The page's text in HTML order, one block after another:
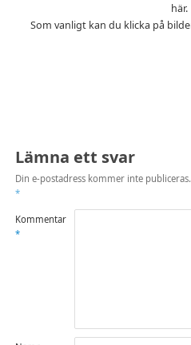
här.
Som vanligt kan du klicka på
Lämna ett svar
Din e-postadress kommer inte publiceras.
*
Kommentar
*